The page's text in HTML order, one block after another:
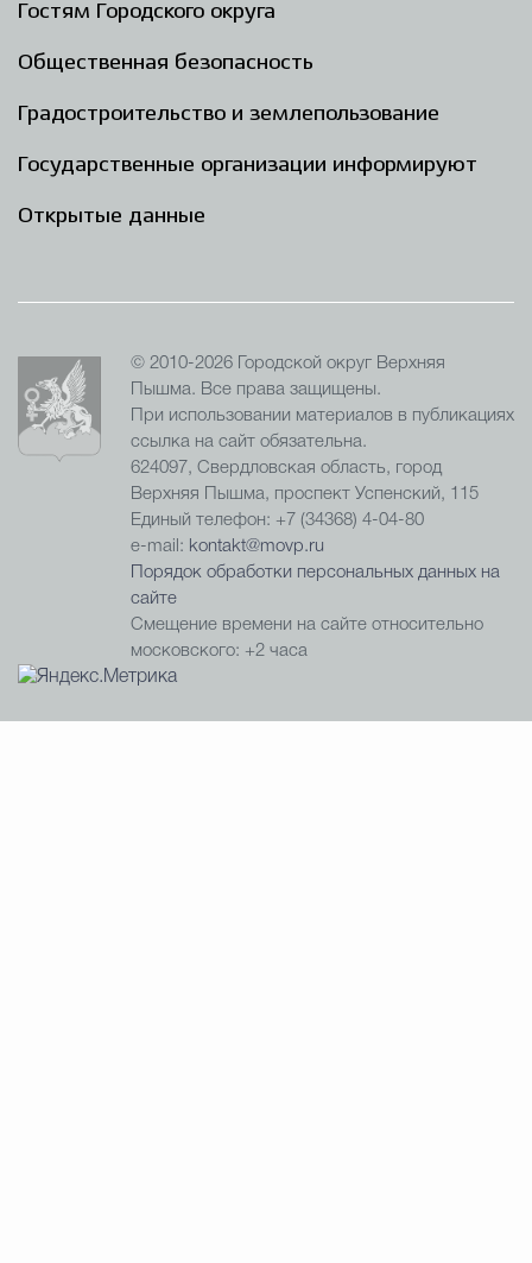
Гостям Городского округа
Общественная безопасность
Градостроительство и землепользование
Государственные организации информируют
Открытые данные
© 2010-2026 Городской округ Верхняя
Пышма. Все права защищены.
При использовании материалов в публикациях
ссылка на сайт обязательна.
624097, Свердловская область, город
Верхняя Пышма, проспект Успенский, 115
Единый телефон: +7 (34368) 4-04-80
e-mail: kontakt@movp.ru
Порядок обработки персональных данных на
сайте
Смещение времени на сайте относительно
московского: +2 часа